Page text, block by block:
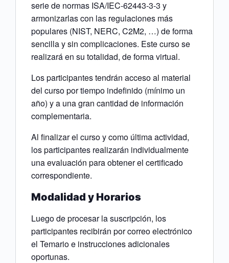
serie de normas ISA/IEC-62443-3-3 y
armonizarlas con las regulaciones más
populares (NIST, NERC, C2M2, …) de forma
sencilla y sin complicaciones. Este curso se
realizará en su totalidad, de forma virtual.
Los participantes tendrán acceso al material
del curso por tiempo indefinido (mínimo un
año) y a una gran cantidad de información
complementaria.
Al finalizar el curso y como última actividad,
los participantes realizarán individualmente
una evaluación para obtener el certificado
correspondiente.
Modalidad y Horarios
Luego de procesar la suscripción, los
participantes recibirán por correo electrónico
el Temario e instrucciones adicionales
oportunas.